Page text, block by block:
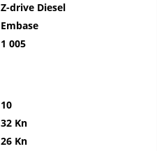
Z-drive Diesel
Embase
1 005
10
32 Kn
26 Kn